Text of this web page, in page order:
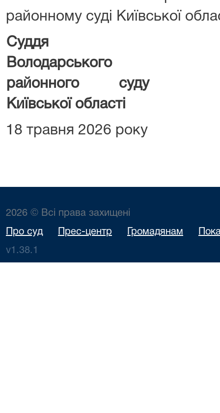
районному суді Київської
Суддя
Володарського
районного суду
Київської області
18 травня 2026 року
2026 © Всі права захищені
Про суд Прес-центр Громадянам
v1.38.1